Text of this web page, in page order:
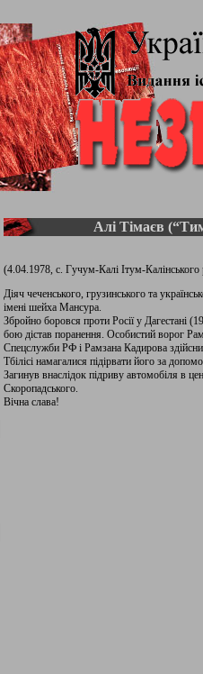
Алі Тімаєв
(4.04.1978, с. Гучум-Калі Ітум-
Діяч чеченського, грузинського та
імені шейха Мансура.
Збройно боровся проти Росії у Дагестані
бою дістав поранення. Особистий ворог
Спецслужби РФ і Рамзана Кадирова
Тбілісі намагалися підірвати його за
Загинув внаслідок підриву автомобіля в
Скоропадського.
Вічна слава!